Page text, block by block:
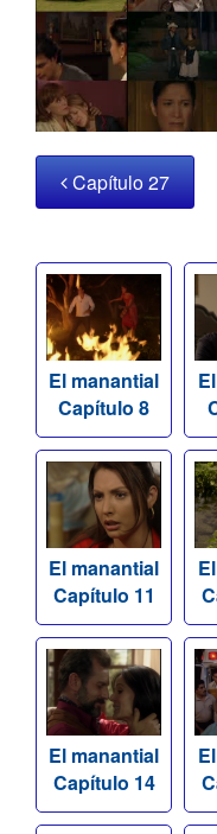
Capítulo 27
El manantial
Capítulo 8
El manantial
Capítulo 11
El manantial
Capítulo 14